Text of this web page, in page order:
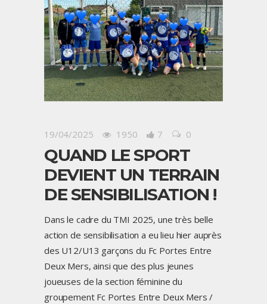
19/04/2025 1950 7 0
QUAND LE SPORT
DEVIENT UN TERRAIN
DE SENSIBILISATION !
Dans le cadre du TMI 2025, une très belle
action de sensibilisation a eu lieu hier auprès
des U12/U13 garçons du Fc Portes Entre
Deux Mers, ainsi que des plus jeunes
joueuses de la section féminine du
groupement Fc Portes Entre Deux Mers /